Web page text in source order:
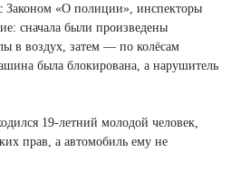
Законом «О полиции», инспекторы
сначала были произведены
в воздух, затем — по колёсам
была блокирована, а нарушитель
19-летний молодой человек,
прав, а автомобиль ему не